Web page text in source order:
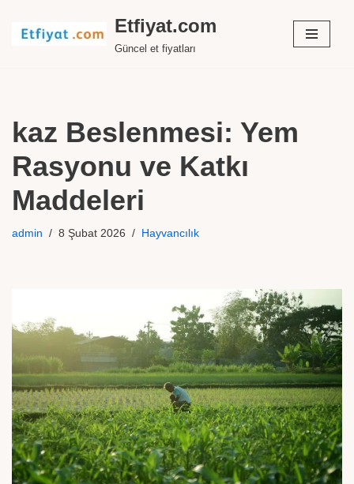
İçeriğe
Etfiyat.com
Güncel et fiyatları
kaz Beslenmesi: Yem
Rasyonu ve Katkı
Maddeleri
admin 8 Şubat 2026 Hayvancılık